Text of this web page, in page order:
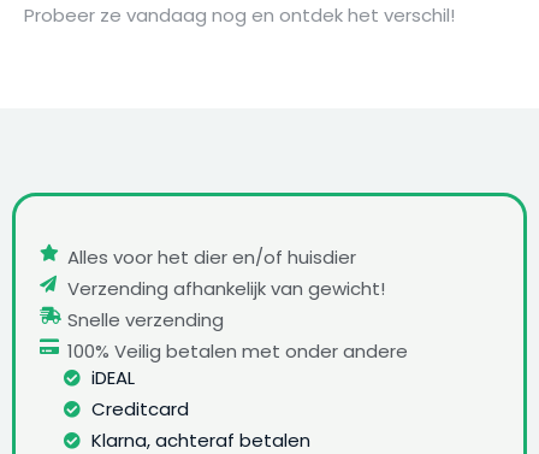
Probeer ze vandaag nog en ontdek het verschil!
Alles voor het dier en/of huisdier
Verzending afhankelijk van gewicht!
Snelle verzending
100% Veilig betalen met onder andere
iDEAL
Creditcard
Klarna, achteraf betalen